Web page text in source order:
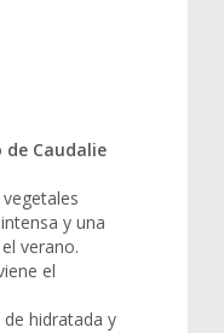
Caudalie
y una
verano.
el
hidratada y